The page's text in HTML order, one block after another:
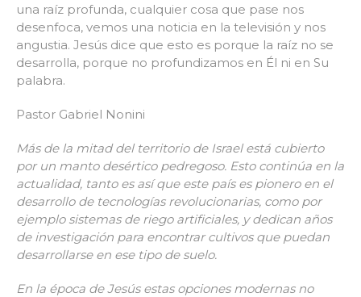
una raíz profunda, cualquier cosa que pase nos
desenfoca, vemos una noticia en la televisión y nos
angustia. Jesús dice que esto es porque la raíz no se
desarrolla, porque no profundizamos en Él ni en Su
palabra.
Pastor Gabriel Nonini
Más de la mitad del territorio de Israel está cubierto
por un manto desértico pedregoso. Esto continúa en la
actualidad, tanto es así que este país es pionero en el
desarrollo de tecnologías revolucionarias, como por
ejemplo sistemas de riego artificiales, y dedican años
de investigación para encontrar cultivos que puedan
desarrollarse en ese tipo de suelo.
En la época de Jesús estas opciones modernas no